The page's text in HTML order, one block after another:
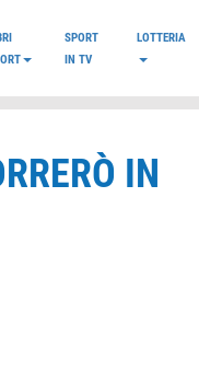
SPORT
IN TV
LOTTERIA
IN